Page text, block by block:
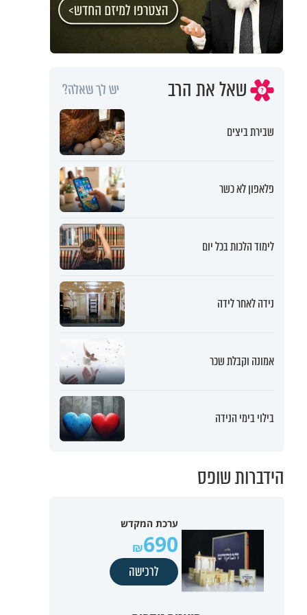
שאל את הרב יש לך שאלה?
שבירת ביצים
פלאפון לא כשר
לימוד הלכות בכל יום
נידה לאחר לידה
אמונה וקבלת שכר
בילוי בימי הנידה
הידברות שופס
ערכת המקדש
690
לרכישה